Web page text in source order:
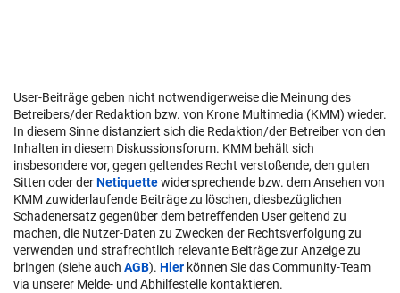
User-Beiträge geben nicht notwendigerweise die Meinung des
Betreibers/der Redaktion bzw. von Krone Multimedia (KMM) wieder.
In diesem Sinne distanziert sich die Redaktion/der Betreiber von den
Inhalten in diesem Diskussionsforum. KMM behält sich
insbesondere vor, gegen geltendes Recht verstoßende, den guten
Sitten oder derNetiquettewidersprechende bzw. dem Ansehen von
KMM zuwiderlaufende Beiträge zu löschen, diesbezüglichen
Schadenersatz gegenüber dem betreffenden User geltend zu
machen, die Nutzer-Daten zu Zwecken der Rechtsverfolgung zu
verwenden und strafrechtlich relevante Beiträge zur Anzeige zu
bringen (siehe auch AGB). Hier können Sie das Community-Team
via unserer Melde- und Abhilfestelle kontaktieren.